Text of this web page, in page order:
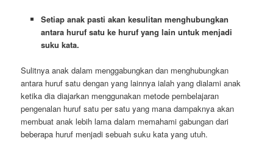
Setiap anak pasti akan kesulitan menghubungkan
antara huruf satu ke huruf yang lain untuk menjadi
suku kata.
Sulitnya anak dalam menggabungkan dan menghubungkan
antara huruf satu dengan yang lainnya ialah yang dialami anak
ketika dia diajarkan menggunakan metode pembelajaran
pengenalan huruf satu per satu yang mana dampaknya akan
membuat anak lebih lama dalam memahami gabungan dari
beberapa huruf menjadi sebuah suku kata yang utuh.